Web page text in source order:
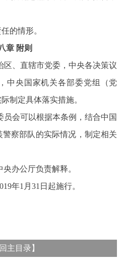
的情形。
章 附则
区、直辖市党委，中央各决策议
中央国家机关各部委党组（党
制定具体落实措施。
会可以根据本条例，结合中国
察部队的实际情况，制定相关
办公厅负责解释。
年1月31日起施行。
主目录 】